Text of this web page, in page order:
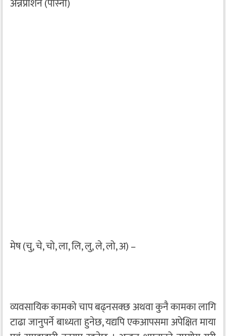
अन्नप्राशन (पास्नी)
मेष (चु, चे, चो, ला, लि, लु, ले, लो, अ) –
व्यवसायिक कामको चाप बढ्नसक्छ अथवा कुनै कामका लागि
टाढा जानुपर्ने बाध्यता हुनेछ, यद्यपि एकआपसमा अपेक्षित माया